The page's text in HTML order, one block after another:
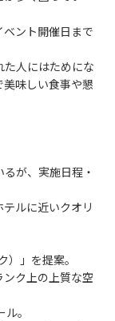
ント開催日まで
人にはためにな
味しい食事や懇
が、実施日程・
ルに近いクオリ
」を提案。
ンク上の上質な空
。